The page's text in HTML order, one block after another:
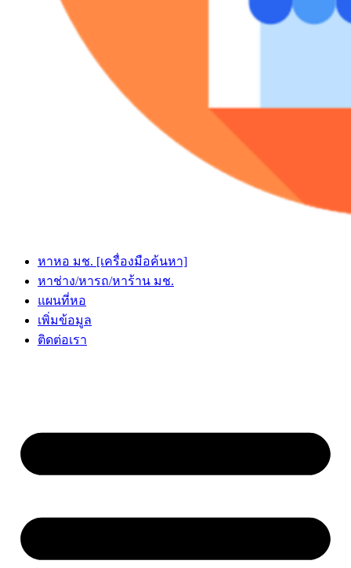
หาหอ มช. [เครื่องมือค้นหา]
หาช่าง/หารถ/หาร้าน มช.
แผนที่หอ
เพิ่มข้อมูล
ติดต่อเรา